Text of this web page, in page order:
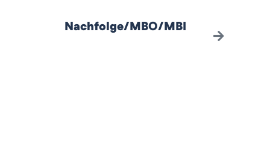
Nachfolge/MBO/MBI